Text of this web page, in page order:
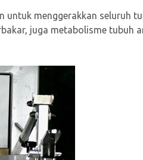
untuk menggerakkan seluruh
juga metabolisme tubuh